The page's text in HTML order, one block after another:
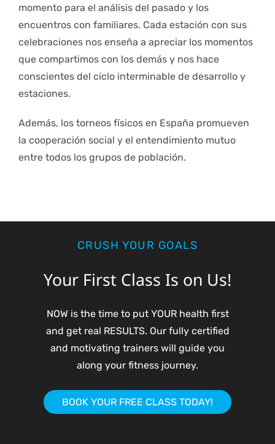
momento para el análisis del pasado y los
encuentros con familiares. Cada estación con sus
celebraciones nos enseña a apreciar los momentos
que compartimos con los demás y nos hace
conscientes del ciclo interminable de desarrollo y
estaciones.
Además, los torneos físicos en España promueven
la cooperación social y el entendimiento mutuo
entre todos los grupos de población.
CRUSH YOUR GOALS
Your First Class Is on Us!
NOW is the time to put YOUR health first
and get real RESULTS. Our fully certified
and motivating trainers will guide you
along your fitness journey.
BOOK YOUR FREE CLASS TODAY!